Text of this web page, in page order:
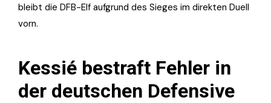
bleibt die DFB-Elf aufgrund des Sieges im direkten Duell
vorn.
Kessié bestraft Fehler in
der deutschen Defensive